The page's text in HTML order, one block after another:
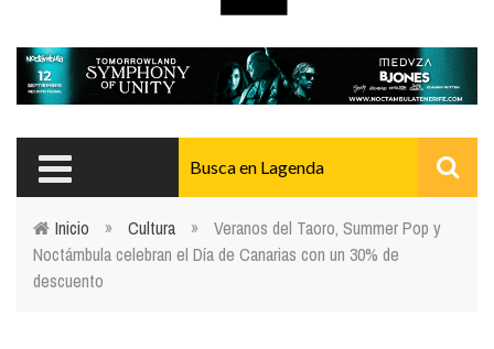
Usted está aquí
Inicio » Cultura »
Veranos del Taoro, Summer Pop y
Noctámbula celebran el Día de Canarias con un 30% de
descuento